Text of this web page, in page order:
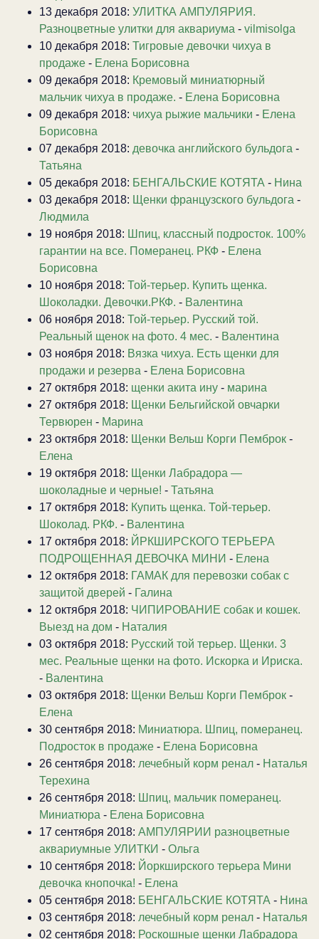
13 декабря 2018: УЛИТКА АМПУЛЯРИЯ.
Разноцветные улитки для аквариума - vilmisolga
10 декабря 2018: Тигровые девочки чихуа в
продаже - Елена Борисовна
09 декабря 2018: Кремовый миниатюрный
мальчик чихуа в продаже. - Елена Борисовна
09 декабря 2018: чихуа рыжие мальчики - Елена
Борисовна
07 декабря 2018: девочка английского бульдога -
Татьяна
05 декабря 2018: БЕНГАЛЬСКИЕ КОТЯТА - Нина
03 декабря 2018: Щенки французского бульдога -
Людмила
19 ноября 2018: Шпиц, классный подросток. 100%
гарантии на все. Померанец. РКФ - Елена
Борисовна
10 ноября 2018: Той-терьер. Купить щенка.
Шоколадки. Девочки.РКФ. - Валентина
06 ноября 2018: Той-терьер. Русский той.
Реальный щенок на фото. 4 мес. - Валентина
03 ноября 2018: Вязка чихуа. Есть щенки для
продажи и резерва - Елена Борисовна
27 октября 2018: щенки акита ину - марина
27 октября 2018: Щенки Бельгийской овчарки
Тервюрен - Марина
23 октября 2018: Щенки Вельш Корги Пемброк -
Елена
19 октября 2018: Щенки Лабрадора —
шоколадные и черные! - Татьяна
17 октября 2018: Купить щенка. Той-терьер.
Шоколад. РКФ. - Валентина
17 октября 2018: ЙРКШИРСКОГО ТЕРЬЕРА
ПОДРОЩЕННАЯ ДЕВОЧКА МИНИ - Елена
12 октября 2018: ГАМАК для перевозки собак с
защитой дверей - Галина
12 октября 2018: ЧИПИРОВАНИЕ собак и кошек.
Выезд на дом - Наталия
03 октября 2018: Русский той терьер. Щенки. 3
мес. Реальные щенки на фото. Искорка и Ириска.
- Валентина
03 октября 2018: Щенки Вельш Корги Пемброк -
Елена
30 сентября 2018: Миниатюра. Шпиц, померанец.
Подросток в продаже - Елена Борисовна
26 сентября 2018: лечебный корм ренал - Наталья
Терехина
26 сентября 2018: Шпиц, мальчик померанец.
Миниатюра - Елена Борисовна
17 сентября 2018: АМПУЛЯРИИ разноцветные
аквариумные УЛИТКИ - Ольга
10 сентября 2018: Йоркширского терьера Мини
девочка кнопочка! - Елена
05 сентября 2018: БЕНГАЛЬСКИЕ КОТЯТА - Нина
03 сентября 2018: лечебный корм ренал - Наталья
02 сентября 2018: Роскошные щенки Лабрадора